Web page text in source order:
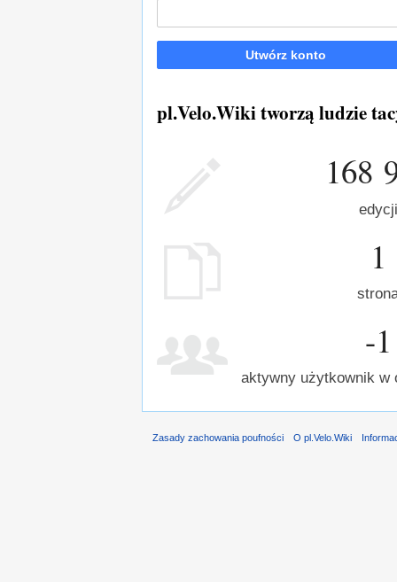
Utwórz konto
pl.Velo.Wiki tworzą ludzie
168
edycji
1
-1
aktywny użytkownik w
Zasady zachowania poufności O pl.Velo.Wiki